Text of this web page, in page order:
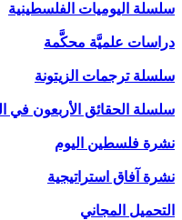
سلسلة اليوميات الفلسطينية
دراسات علميَّة محكَّمة
سلسلة ترجمات الزيتونة
سلسلة الحقائق الأربعون في
نشرة فلسطين اليوم
نشرة آفاق استراتيجية
التحميل المجاني